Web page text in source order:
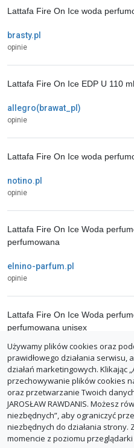
brasty.pl
opinie
Lattafa Fire On Ice woda
allegro(brawat_pl)
opinie
Lattafa Fire On Ice EDP U 110 ml
notino.pl
opinie
Lattafa Fire On Ice woda
elnino-parfum.pl
opinie
Lattafa Fire On Ice Woda
perfumowana
e-glamour.pl
opinie
Lattafa Fire On Ice Woda
perfumowana unisex
ZGŁOŚ BŁĄD
Używamy plików cookies oraz
prawidłowego działania
działań marketingowych. Klikając
przechowywanie plików cookies
oraz przetwarzanie Twoich
JAROSŁAW RAWDANIS. Możesz
niezbędnych”, aby ograniczyć
niezbędnych do działania strony.
momencie z poziomu